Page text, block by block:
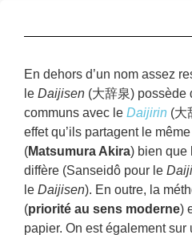
En dehors d’un nom assez
le Daijisen (大辞泉) possède
communs avec le Daijirin (大
effet qu’ils partagent le
(Matsumura Akira) bien que
diffère (Sanseidô pour le
le Daijisen). En outre, la
(priorité au sens moderne)
papier. On est également sur